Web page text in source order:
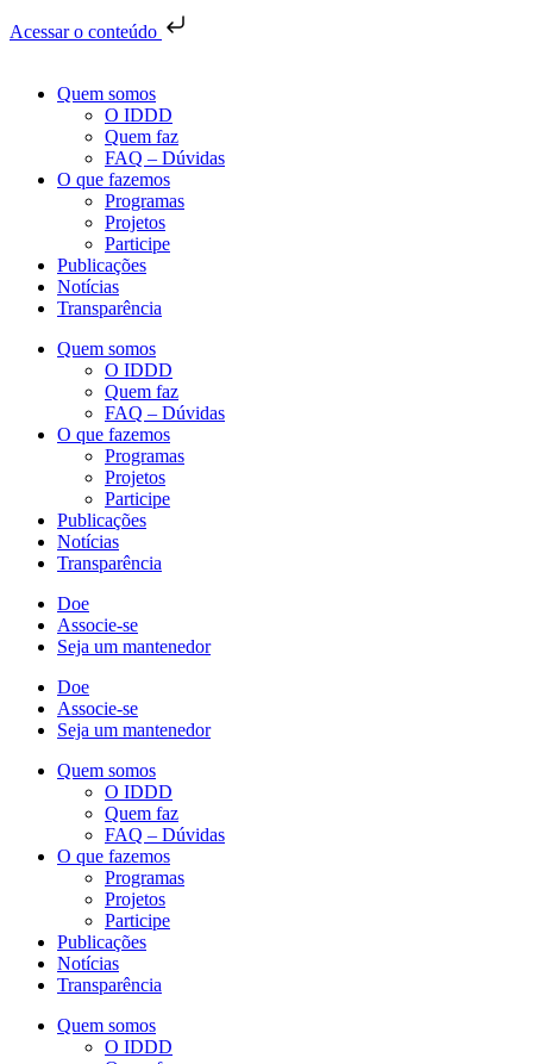
Acessar o conteúdo
Quem somos
O IDDD
Quem faz
FAQ – Dúvidas
O que fazemos
Programas
Projetos
Participe
Publicações
Notícias
Transparência
Quem somos
O IDDD
Quem faz
FAQ – Dúvidas
O que fazemos
Programas
Projetos
Participe
Publicações
Notícias
Transparência
Doe
Associe-se
Seja um mantenedor
Doe
Associe-se
Seja um mantenedor
Quem somos
O IDDD
Quem faz
FAQ – Dúvidas
O que fazemos
Programas
Projetos
Participe
Publicações
Notícias
Transparência
Quem somos
O IDDD